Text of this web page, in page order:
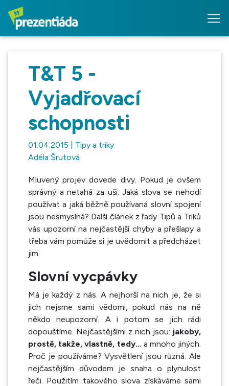
T&T 5 -
Vyjadřovací
schopnosti
01.04.2015 | Tipy a triky
Adéla Šrutová
Mluvený projev dovede divy. Pokud je ovšem
správný a netahá za uši. Jaká slova se nehodí
používat a jaká běžně používaná slovní spojení
jsou nesmyslná? Další článek z řady Tipů a Triků
vás upozorní na nejčastější chyby a přešlapy a
třeba vám pomůže si je uvědomit a předcházet
jim.
Slovní vycpávky
Má je každý z nás. A nejhorší na nich je, že si
jich nejsme sami vědomi, pokud nás na ně
někdo neupozorní. A i potom se jich rádi
dopouštíme. Nejčastějšími z nich jsou: jakoby,
prostě, takže, vlastně, tedy… a mnoho jiných.
Proč je používáme? Vysvětlení jsou různá. Ale
nejčastějším důvodem je snaha o plynulost
řeči. Použitím takového slova získáváme sami